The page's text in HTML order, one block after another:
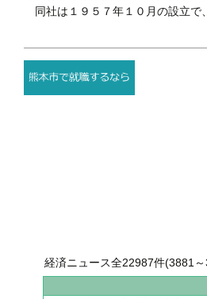
同社は１９５７年１０月の設立で
経済ニュース全22987件(3881